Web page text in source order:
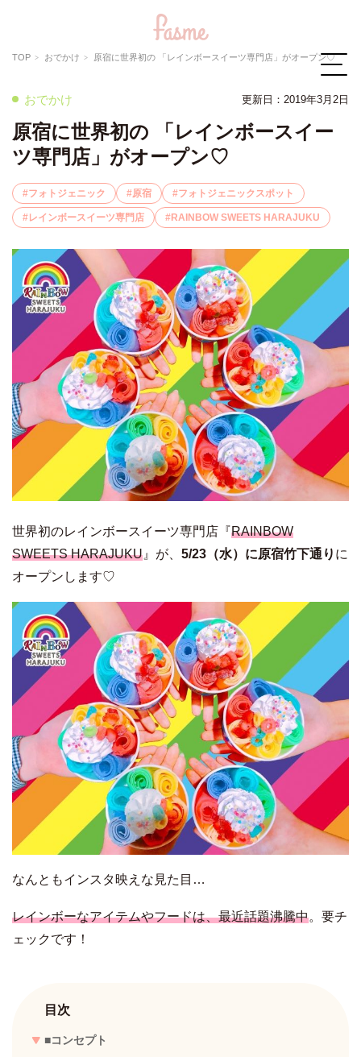
TOP おでかけ 原宿に世界初の 「レインボースイーツ専門店」がオープン♡
おでかけ 更新日：2019年3月2日
原宿に世界初の 「レインボースイー
ツ専門店」がオープン♡
フォトジェニック 原宿 フォトジェニックスポット
レインボースイーツ専門店 RAINBOW SWEETS HARAJUKU
世界初のレインボースイーツ専門店『RAINBOW
SWEETS HARAJUKU 』が、 5/23（水）に原宿竹下通り に
オープンします♡
なんともインスタ映えな見た目…
レインボーなアイテムやフードは、最近話題沸騰中。要チ
ェックです！
目次
■コンセプト